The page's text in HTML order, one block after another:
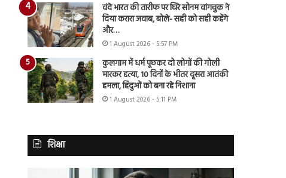
वंदे भारत की तारीफ पर घिरे सोनम वांगचुक ने
दिया करारा जवाब, बोले- सही को सही कहेंगे
और…
1 August 2026 - 5:57 PM
कुलगाम में धर्म पूछकर दो लोगों की गोली
मारकर हत्या, 10 दिनों के भीतर दूसरा आतंकी
हमला, हिंदुओं को बना रहे निशाना
1 August 2026 - 5:11 PM
शिक्षा